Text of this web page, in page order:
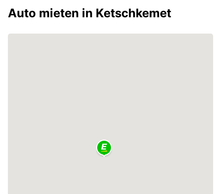
Auto mieten in Ketschkemet